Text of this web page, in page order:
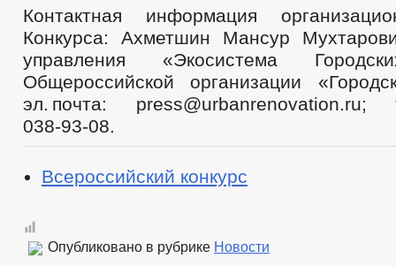
Контактная информация
Конкурса: Ахметшин Мансур
управления «Экосистема
Общероссийской организации
эл. почта:
038‑93‑08.
Всероссийский конкурс
Опубликовано в рубрике Новости